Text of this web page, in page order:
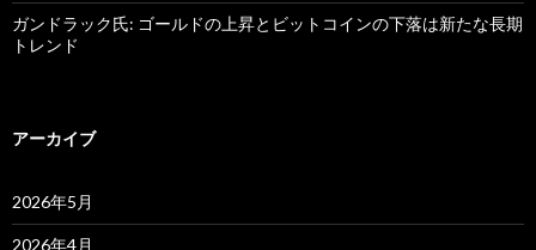
ガンドラック氏: ゴールドの上昇とビットコインの下落は新たな長期
トレンド
アーカイブ
2026年5月
2026年4月